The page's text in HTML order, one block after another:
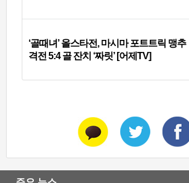
‘골때녀’ 올스타전, 마시마 포트트릭 맹추
격전 5:4 골 잔치 ‘짜릿’ [어제TV]